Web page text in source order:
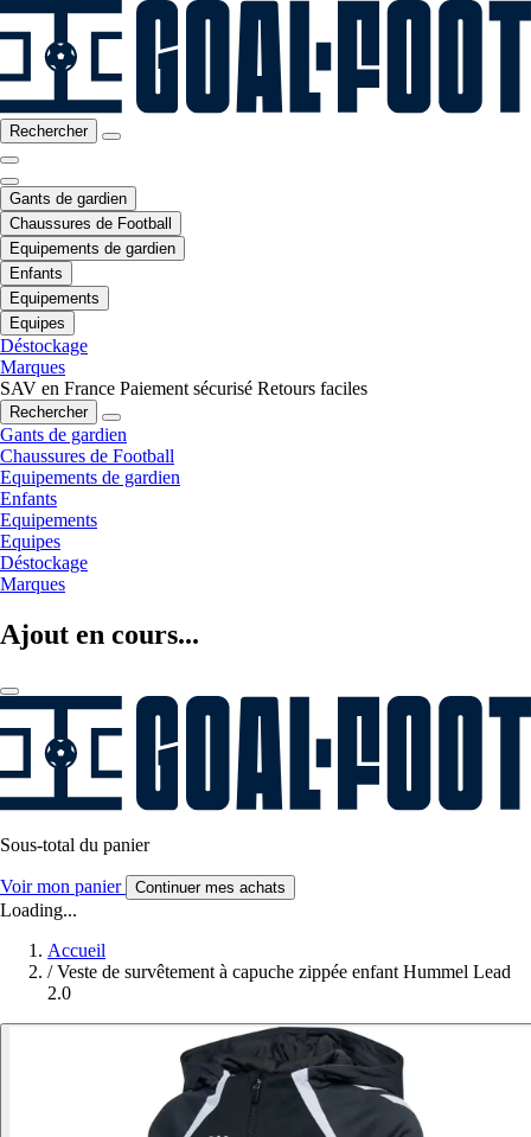
Rechercher
Gants de gardien
Chaussures de Football
Equipements de gardien
Enfants
Equipements
Equipes
Déstockage
Marques
SAV en France Paiement sécurisé Retours faciles
Rechercher
Gants de gardien
Chaussures de Football
Equipements de gardien
Enfants
Equipements
Equipes
Déstockage
Marques
Ajout en cours...
Sous-total du panier
Voir mon panier Continuer mes achats
Loading...
Accueil
/ Veste de survêtement à capuche zippée enfant Hummel Lead
2.0